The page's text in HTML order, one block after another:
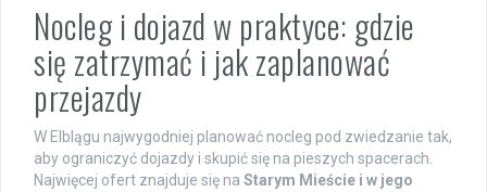
Nocleg i dojazd w praktyce: gdzie
się zatrzymać i jak zaplanować
przejazdy
W Elblągu najwygodniej planować nocleg pod zwiedzanie tak,
aby ograniczyć dojazdy i skupić się na pieszych spacerach.
Najwięcej ofert znajduje się na Starym Mieście i w jego